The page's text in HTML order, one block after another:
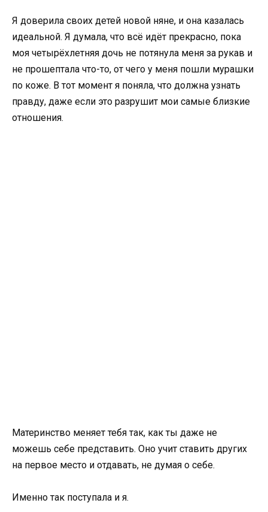
Я доверила своих детей новой няне, и она казалась
идеальной. Я думала, что всё идёт прекрасно, пока
моя четырёхлетняя дочь не потянула меня за рукав и
не прошептала что-то, от чего у меня пошли мурашки
по коже. В тот момент я поняла, что должна узнать
правду, даже если это разрушит мои самые близкие
отношения.
Материнство меняет тебя так, как ты даже не
можешь себе представить. Оно учит ставить других
на первое место и отдавать, не думая о себе.
Именно так поступала и я.